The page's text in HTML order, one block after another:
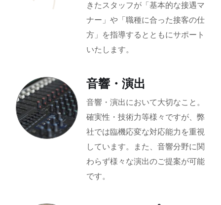
きたスタッフが「基本的な接遇マ
ナー」や「職種に合った接客の仕
方」を指導するとともにサポート
いたします。
音響・演出
音響・演出において大切なこと。
確実性・技術力等様々ですが、弊
社では臨機応変な対応能力を重視
しています。また、音響分野に関
わらず様々な演出のご提案が可能
です。